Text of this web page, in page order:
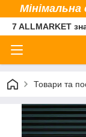
Мінімальна
7 ALLMARKET
Товари та